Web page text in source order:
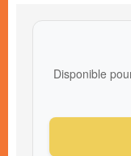
Disponible